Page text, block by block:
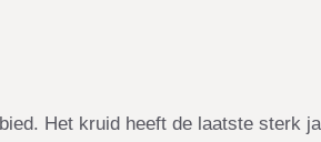
Het kruid heeft de laatste sterk